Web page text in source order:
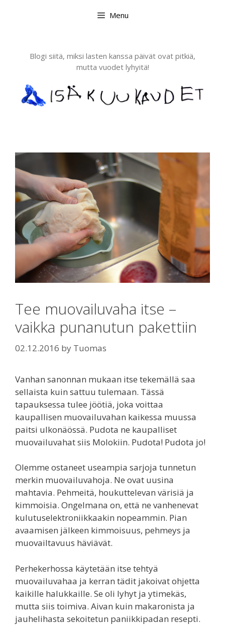
Menu
Blogi siitä, miksi lasten kanssa päivät ovat pitkiä,
mutta vuodet lyhyitä!
Tee muovailuvaha itse –
vaikka punanutun pakettiin
02.12.2016 by Tuomas
Vanhan sanonnan mukaan itse tekemällä saa
sellaista kuin sattuu tulemaan. Tässä
tapauksessa tulee jöötiä, joka voittaa
kaupallisen muovailuvahan kaikessa muussa
paitsi ulkonäössä. Pudota ne kaupalliset
muovailuvahat siis Molokiin. Pudota! Pudota jo!
Olemme ostaneet useampia sarjoja tunnetun
merkin muovailuvahoja. Ne ovat uusina
mahtavia. Pehmeitä, houkuttelevan värisiä ja
kimmoisia. Ongelmana on, että ne vanhenevat
kulutuselektroniikkaakin nopeammin. Pian
avaamisen jälkeen kimmoisuus, pehmeys ja
muovailtavuus häviävät.
Perhekerhossa käytetään itse tehtyä
muovailuvahaa ja kerran tädit jakoivat ohjetta
kaikille halukkaille. Se oli lyhyt ja ytimekäs,
mutta siis toimiva. Aivan kuin makaronista ja
jauhelihasta sekoitetun paniikkipadan resepti.